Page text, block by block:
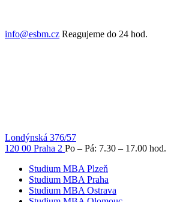
info@esbm.cz Reagujeme do 24 hod.
Londýnská 376/57
120 00 Praha 2 Po – Pá: 7.30 – 17.00 hod.
Studium MBA Plzeň
Studium MBA Praha
Studium MBA Ostrava